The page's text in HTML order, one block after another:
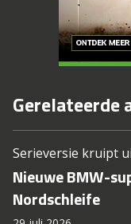
Gerelateerde
Serieversie kruipt
Nieuwe BMW-
Nordschleife